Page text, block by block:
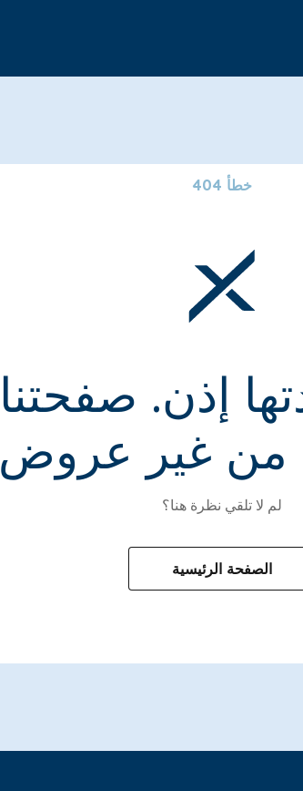
خطأ 404
إذن. صفحتنا
من غير عروض
لم لا تلقي نظرة هنا؟
الصفحة الرئيسية